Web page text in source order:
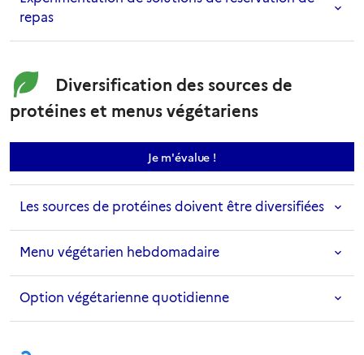
repas
Diversification des sources de
protéines et menus végétariens
Je m'évalue sur la mesure Menus
!
Les sources de protéines doivent être diversifiées
Menu végétarien hebdomadaire
Option végétarienne quotidienne